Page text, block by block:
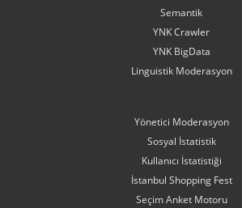
Semantik
YNK Crawler
YNK BigData
Linguistik Moderasyon
Yönetici Moderasyon
Sosyal İstatistik
Kullanıcı İstatistiği
İstanbul Shopping Fest
Seçim Anket Motoru